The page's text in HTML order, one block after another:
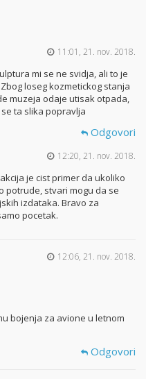
11:01, 21. nov. 2018.
mi se ne svidja, ali to je
loseg kozmetickog stanja
muzeja odaje utisak otpada,
ta slika popravlja
Odgovori
12:20, 21. nov. 2018.
je cist primer da ukoliko
potrude, stvari mogu da se
izdataka. Bravo za
pocetak.
12:06, 21. nov. 2018.
bojenja za avione u letnom
Odgovori